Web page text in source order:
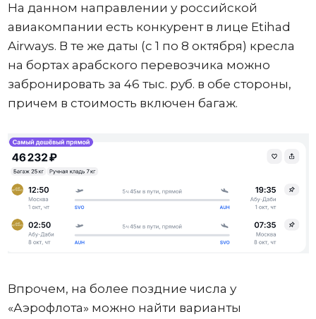
На данном направлении у российской
авиакомпании есть конкурент в лице Etihad
Airways. В те же даты (с 1 по 8 октября) кресла
на бортах арабского перевозчика можно
забронировать за 46 тыс. руб. в обе стороны,
причем в стоимость включен багаж.
Впрочем, на более поздние числа у
«Аэрофлота» можно найти варианты